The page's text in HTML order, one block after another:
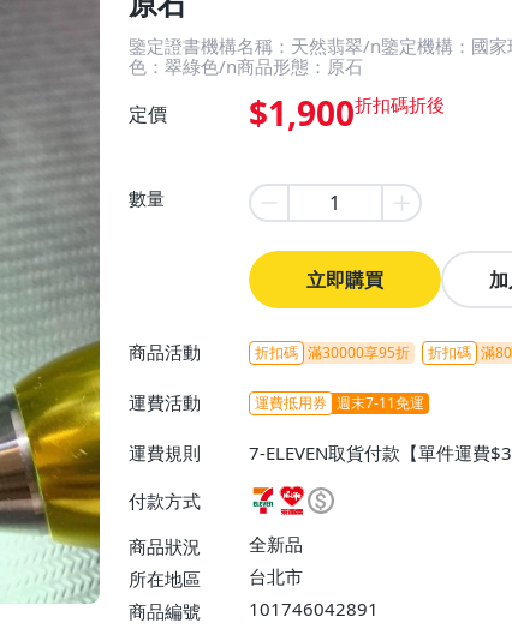
鑒定證書機構名稱：天然翡翠/n鑒定機構：國
色：翠綠色/n商品形態：原石
定價 $1,900
數量
立即購買
商品活動 折扣碼 滿30000享95折 折扣碼 滿
運費活動 運費抵用券 週末7-11免運
運費規則
7-ELEVEN取貨付款【單件運費
ELEVEN取貨不付款【免運費】
或消費滿$1298免運費】、宅配
$1598免運費】
付款方式
商品狀況
全新品
所在地區
台北市
商品編號
101746042891